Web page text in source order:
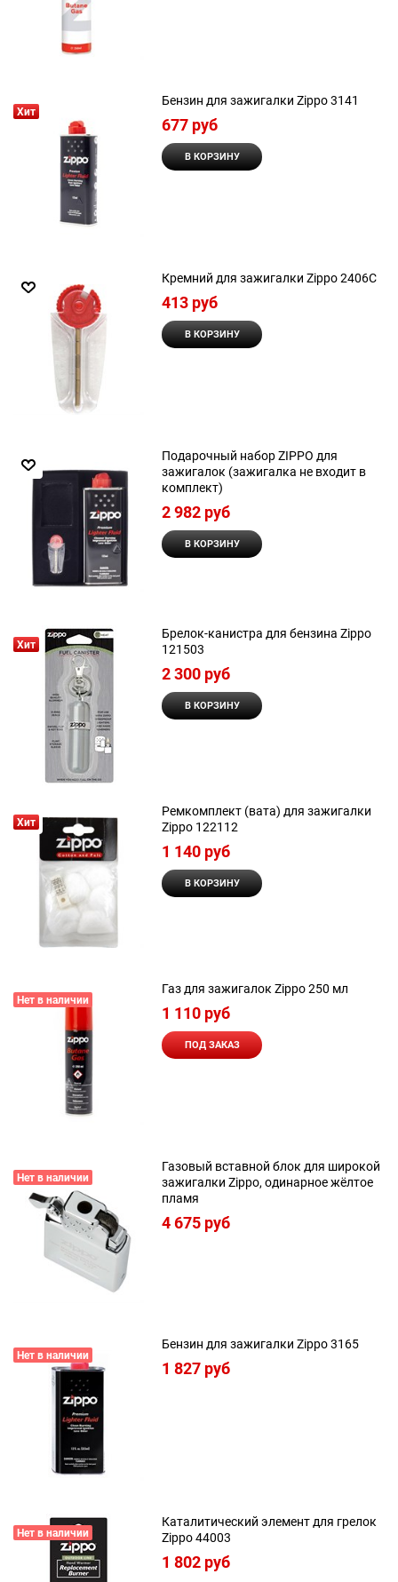
Хит
Бензин для зажигалки Zippo 3141
677 руб
В КОРЗИНУ
Кремний для зажигалки Zippo 2406С
413 руб
В КОРЗИНУ
Подарочный набор ZIPPO для
зажигалок (зажигалка не входит в
комплект)
2 982 руб
В КОРЗИНУ
Хит
Брелок-канистра для бензина Zippo
121503
2 300 руб
В КОРЗИНУ
Хит
Ремкомплект (вата) для зажигалки
Zippo 122112
1 140 руб
В КОРЗИНУ
Нет в наличии
Газ для зажигалок Zippo 250 мл
1 110 руб
ПОД ЗАКАЗ
Нет в наличии
Газовый вставной блок для широкой
зажигалки Zippo, одинарное жёлтое
пламя
4 675 руб
Нет в наличии
Бензин для зажигалки Zippo 3165
1 827 руб
Нет в наличии
Каталитический элемент для грелок
Zippo 44003
1 802 руб